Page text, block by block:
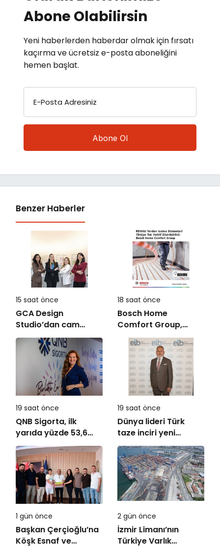
Abone Olabilirsin
Yeni haberlerden haberdar olmak için fırsatı
kaçırma ve ücretsiz e-posta aboneliğini
hemen başlat.
E-Posta Adresiniz
Benzer Haberler
15 saat önce
GCA Design
Studio’dan cam
ambalaj tasarımında
bütüncül yaklaşım
18 saat önce
Bosch Home
Comfort Group,
REHAU Yerden Isıtma
Sistemleri’nin
Türkiye’deki tek
yetkili distribütörü
oldu
19 saat önce
QNB Sigorta, ilk
yarıda yüzde 53,6
büyüyerek 10,66
milyar TL prim
üretimine ulaştı
19 saat önce
Dünya lideri Türk
taze inciri yeni
sezona başladı
1 gün önce
Başkan Çerçioğlu’na
Köşk Esnaf ve
2 gün önce
İzmir Limanı’nın
Türkiye Varlık